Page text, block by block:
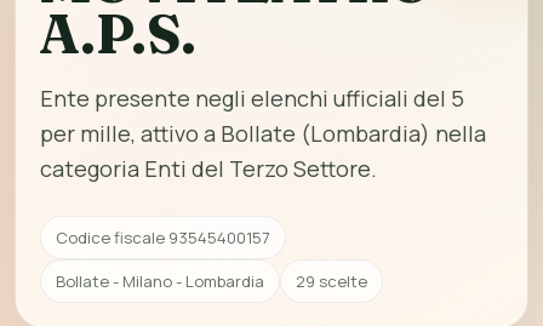
A.P.S.
Ente presente negli elenchi ufficiali del 5
per mille, attivo a Bollate (Lombardia) nella
categoria Enti del Terzo Settore.
Codice fiscale 93545400157
Bollate - Milano - Lombardia
29 scelte